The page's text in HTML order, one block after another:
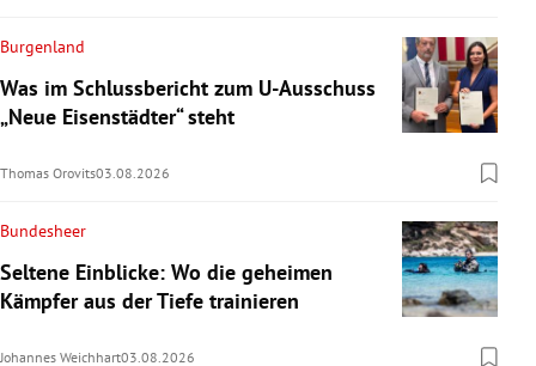
Burgenland
Was im Schlussbericht zum U-Ausschuss
„Neue Eisenstädter“ steht
Thomas Orovits03.08.2026
Bundesheer
Seltene Einblicke: Wo die geheimen
Kämpfer aus der Tiefe trainieren
Johannes Weichhart03.08.2026